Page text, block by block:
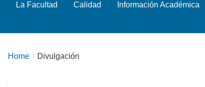
La Facultad Calidad Información Académica
Breadcrumbs
You
Home Divulgación